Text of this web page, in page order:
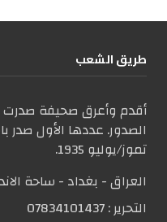
طریق الشعب
أقدم وأعرق صحيفة
تموز/يوليو 1935.
العراق - بغداد - ساحة
التحریر :07834101437